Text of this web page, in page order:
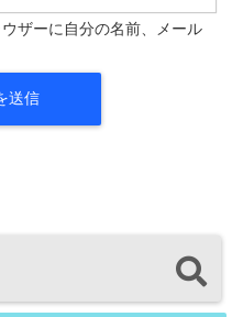
ザーに自分の名前、メール